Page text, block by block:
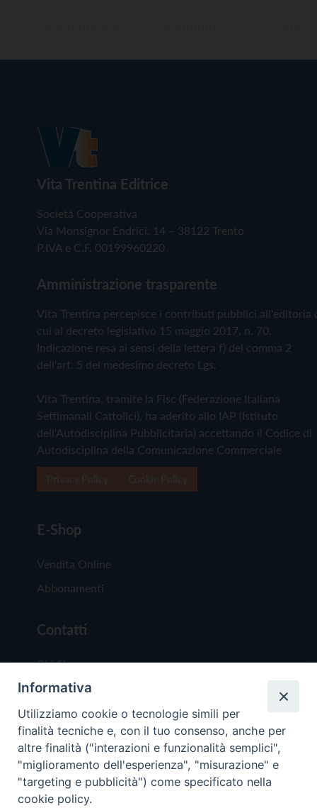
Vita Trentina Editrice
Società Cooperativa
Via Monsignor Endrici, 14 – 38122 Trento
P.IVA e C.F. 00199960220
Amministrazione trasparente
Vita Trentina percepisce i contributi pubblici all'editoria
cui al decreto legislativo 15 maggio 2017, n. 70.
Indicazione resa ai sensi della lettera f) del comma 2
dell'art. 5 del medesimo decreto Lgs.
Vita Trentina, tramite la Fisc (Federazione Italiana
Settimanali Cattolici), ha aderito allo IAP (Istituto
dell'Autodisciplina Pubblicitaria) accettando il Codice di
Autodisciplina della Comunicazione Commerciale
E-Shop
Vendita Online
Abbonamenti
Contatti
Chi Siamo
Redazione
Scrivici
Copyright © 2019 - Tutti i diritti riservati - Vita
Informativa
Utilizziamo cookie o tecnologie simili per
finalità tecniche e, con il tuo consenso, anche per
altre finalità ("interazioni e funzionalità semplici",
"miglioramento dell'esperienza", "misurazione" e
"targeting e pubblicità") come specificato nella
cookie policy.